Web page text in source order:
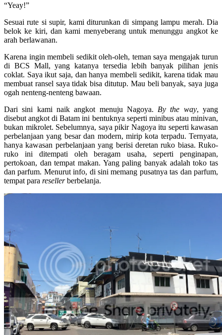
“Yeay!”
Sesuai rute si supir, kami diturunkan di simpang lampu merah. Dia
belok ke kiri, dan kami menyeberang untuk menunggu angkot ke
arah berlawanan.
Karena ingin membeli sedikit oleh-oleh, teman saya mengajak turun
di BCS Mall, yang katanya tersedia lebih banyak pilihan jenis
coklat. Saya ikut saja, dan hanya membeli sedikit, karena tidak mau
membuat ransel saya tidak bisa ditutup. Mau beli banyak, saya juga
ogah nenteng-nenteng bawaan.
Dari sini kami naik angkot menuju Nagoya. By the way, yang
disebut angkot di Batam ini bentuknya seperti minibus atau minivan,
bukan mikrolet. Sebelumnya, saya pikir Nagoya itu seperti kawasan
perbelanjaan yang besar dan modern, mirip kota terpadu. Ternyata,
hanya kawasan perbelanjaan yang berisi deretan ruko biasa. Ruko-
ruko ini ditempati oleh beragam usaha, seperti penginapan,
pertokoan, dan tempat makan. Yang paling banyak adalah toko tas
dan parfum. Menurut info, di sini memang pusatnya tas dan parfum,
tempat para resellerberbelanja.